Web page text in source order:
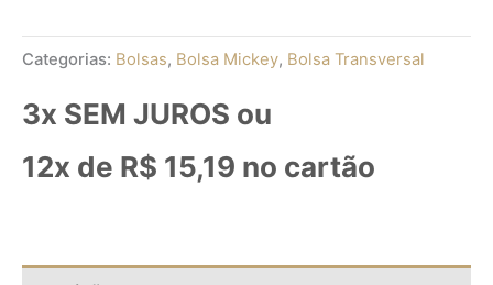
Categorias: Bolsas, Bolsa Mickey, Bolsa Transversal
3x SEM JUROS ou
12x de R$ 15,19 no cartão